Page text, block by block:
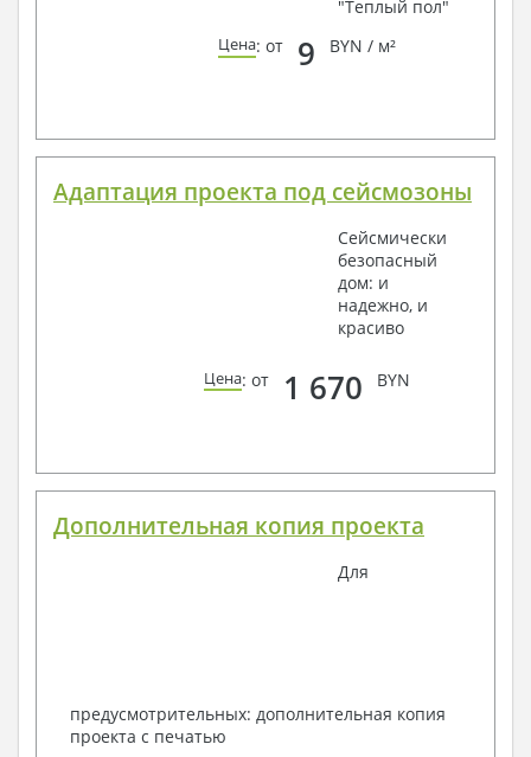
"Теплый пол"
Цена: от 9 BYN / м²
Адаптация проекта под сейсмозоны
Сейсмически
безопасный
дом: и
надежно, и
красиво
Цена: от 1 670 BYN
Дополнительная копия проекта
Для
предусмотрительных: дополнительная копия
проекта с печатью